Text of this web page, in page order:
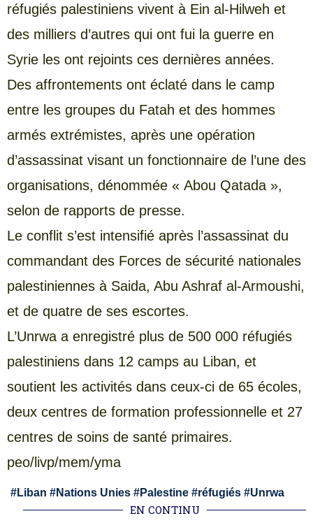
réfugiés palestiniens vivent à Ein al-Hilweh et
des milliers d’autres qui ont fui la guerre en
Syrie les ont rejoints ces dernières années.
Des affrontements ont éclaté dans le camp
entre les groupes du Fatah et des hommes
armés extrémistes, après une opération
d’assassinat visant un fonctionnaire de l’une des
organisations, dénommée « Abou Qatada »,
selon de rapports de presse.
Le conflit s’est intensifié après l’assassinat du
commandant des Forces de sécurité nationales
palestiniennes à Saida, Abu Ashraf al-Armoushi,
et de quatre de ses escortes.
L’Unrwa a enregistré plus de 500 000 réfugiés
palestiniens dans 12 camps au Liban, et
soutient les activités dans ceux-ci de 65 écoles,
deux centres de formation professionnelle et 27
centres de soins de santé primaires.
peo/livp/mem/yma
#Liban #Nations Unies #Palestine #réfugiés #Unrwa
EN CONTINU